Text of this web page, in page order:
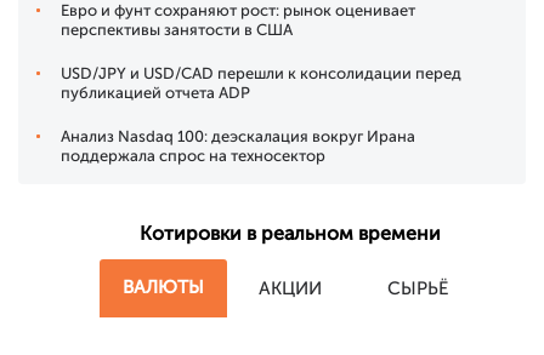
Евро и фунт сохраняют рост: рынок оценивает
перспективы занятости в США
USD/JPY и USD/CAD перешли к консолидации перед
публикацией отчета ADP
Анализ Nasdaq 100: деэскалация вокруг Ирана
поддержала спрос на техносектор
Котировки в реальном времени
ВАЛЮТЫ АКЦИИ СЫРЬЁ